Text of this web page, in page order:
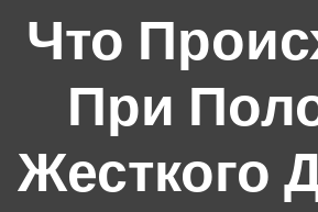
Что
При
Жесткого